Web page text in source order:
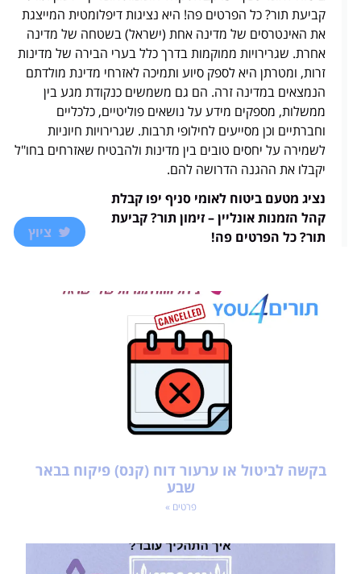
קביעת תור? כל הפרטים פה! היא נציגות דיפלומטית המייצגת
את האינטרסים של מדינה אחת (ישראל) בשטחה של מדינה
אחרת. שגרירויות ממוקמות בדרך כלל בערי הבירה של מדינות
זרות, ומטרתן היא לספק סיוע ותמיכה לאזרחי מדינת מולדתם
הנמצאים במדינה זרה. הם גם משמשים כנקודת מגע בין
ממשלות, מספקים מידע על נושאים פוליטיים, כלכליים
וחברתיים וכן מסייעים לחילופי תרבות. שגרירויות חיוניות
לשמירה על יחסים טובים בין מדינות ולהבטיח שאזרחים בחו"ל
יקבלו את ההגנה הדרושה להם.
נציג מטעם ביטוח לאומי סניף יפו קבלת
קהל הזמנות אונליין – זימון תור? קביעת
תור? כל הפרטים פה!
ציוץ
בקשה לביטול או ערעור דוח (קנס) פיקוח בבאר
שבע
פרטים »